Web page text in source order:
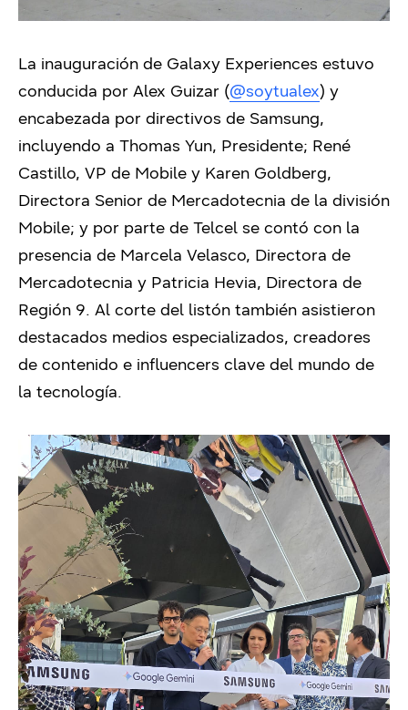
La inauguración de Galaxy Experiences estuvo
conducida por Alex Guizar (@soytualex) y
encabezada por directivos de Samsung,
incluyendo a Thomas Yun, Presidente; René
Castillo, VP de Mobile y Karen Goldberg,
Directora Senior de Mercadotecnia de la división
Mobile; y por parte de Telcel se contó con la
presencia de Marcela Velasco, Directora de
Mercadotecnia y Patricia Hevia, Directora de
Región 9. Al corte del listón también asistieron
destacados medios especializados, creadores
de contenido e influencers clave del mundo de
la tecnología.